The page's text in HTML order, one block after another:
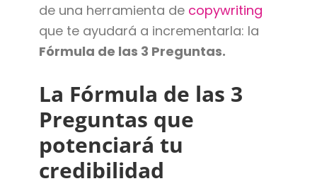
de una herramienta de copywriting
que te ayudará a incrementarla: la
Fórmula de las 3 Preguntas.
La Fórmula de las 3
Preguntas que
potenciará tu
credibilidad